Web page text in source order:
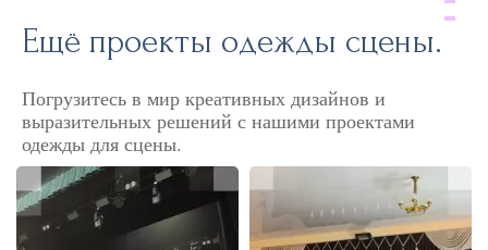
Ещё проекты одежды сцены.
Погрузитесь в мир креативных дизайнов и
выразительных решений с нашими проектами
одежды для сцены.